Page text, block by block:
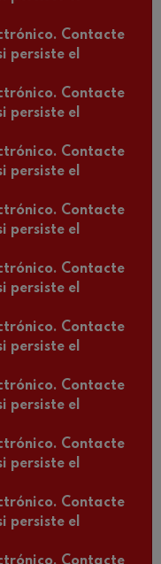
Contacte
persiste el
Contacte
persiste el
Contacte
persiste el
Contacte
persiste el
Contacte
persiste el
Contacte
persiste el
Contacte
persiste el
Contacte
persiste el
Contacte
persiste el
Contacte